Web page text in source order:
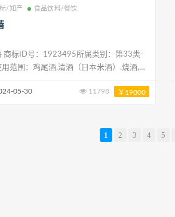
/知产 食品饮料/餐饮
类-
用范围：鸡尾酒,清酒（日本米酒）,烧酒,开
05-30 11798 ￥19000
1 2 3 4 5